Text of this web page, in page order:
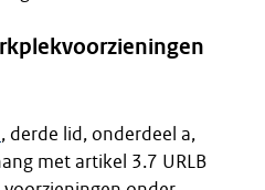
, derde lid, onderdeel a,
met artikel 3.7 URLB